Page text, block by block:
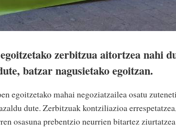
zerbitzua aitortzea nahi
batzar nagusietako egoitzan.
egoitzetako mahai negoziatzailea osatu
dute. Zerbitzuak kontziliazioa
osasuna prebentzio neurrien bitartez ziurtatzea